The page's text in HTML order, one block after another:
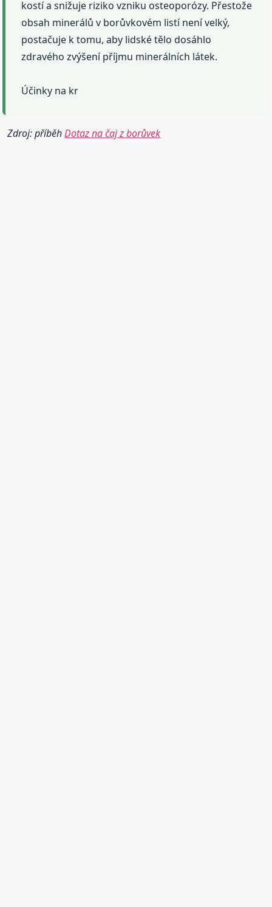
kostí a snižuje riziko vzniku osteoporózy. Přestože
obsah minerálů v borůvkovém listí není velký,
postačuje k tomu, aby lidské tělo dosáhlo
zdravého zvýšení příjmu minerálních látek.
Účinky na kr
Zdroj: příběhDotaz na čaj z borůvek